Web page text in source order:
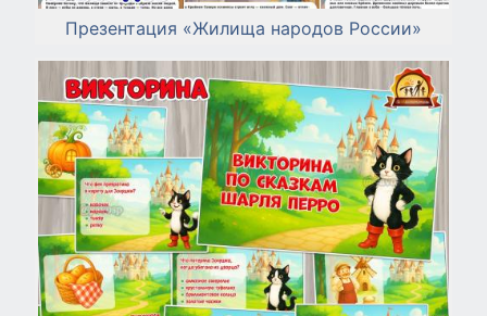
Презентация «Жилища народов России»